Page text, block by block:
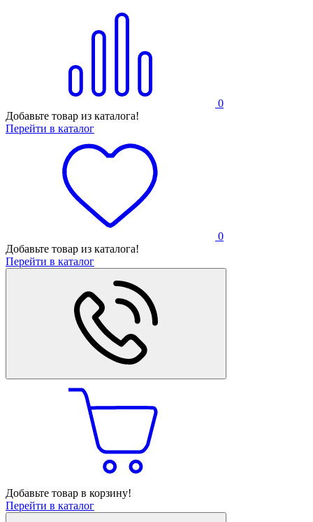
0
Добавьте товар из каталога!
Перейти в каталог
0
Добавьте товар из каталога!
Перейти в каталог
Добавьте товар в корзину!
Перейти в каталог